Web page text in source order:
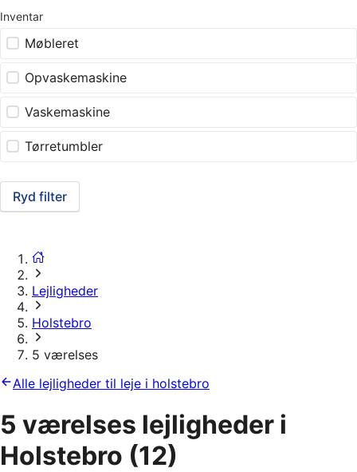
Inventar
Møbleret
Opvaskemaskine
Vaskemaskine
Tørretumbler
Ryd filter
Lejligheder
Holstebro
5 værelses
Alle lejligheder til leje i holstebro
5 værelses lejligheder i
Holstebro (12)